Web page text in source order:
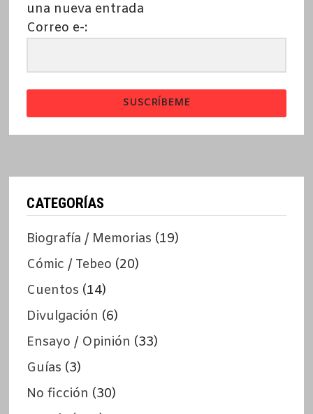
una nueva entrada
Correo e-:
SUSCRÍBEME
CATEGORÍAS
Biografía / Memorias (19)
Cómic / Tebeo (20)
Cuentos (14)
Divulgación (6)
Ensayo / Opinión (33)
Guías (3)
No ficción (30)